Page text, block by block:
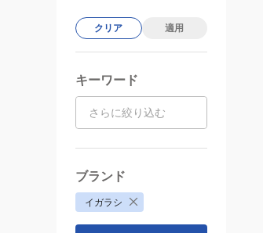
クリア 適用
キーワード
ブランド
イガラシ